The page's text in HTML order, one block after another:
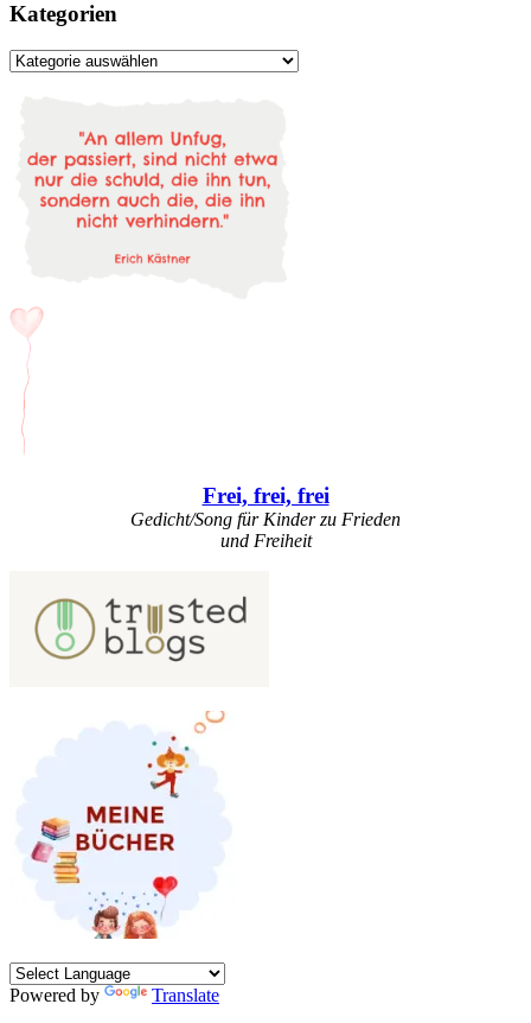
Kategorien
Kategorien
Frei, frei, frei
Gedicht/Song für Kinder zu Frieden
und Freiheit
Powered by
Translate